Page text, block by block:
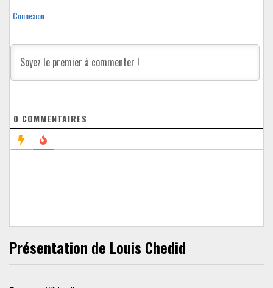
Connexion
0 COMMENTAIRES
Présentation de Louis Chedid